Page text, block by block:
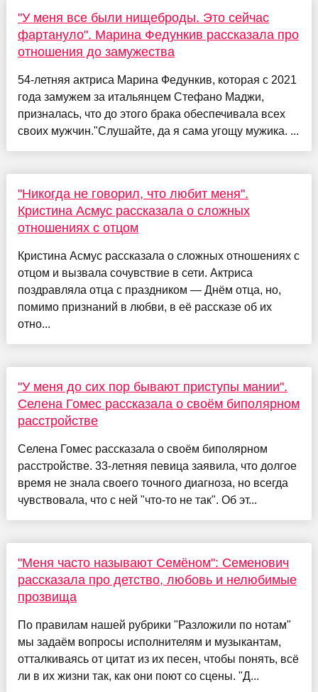
"У меня все были нищеброды. Это сейчас
фартануло". Марина Федункив рассказала про
отношения до замужества
54-летняя актриса Марина Федункив, которая с 2021
года замужем за итальянцем Стефано Маджи,
призналась, что до этого брака обеспечивала всех
своих мужчин."Слушайте, да я сама угощу мужика. ...
"Никогда не говорил, что любит меня".
Кристина Асмус рассказала о сложных
отношениях с отцом
Кристина Асмус рассказала о сложных отношениях с
отцом и вызвала сочувствие в сети. Актриса
поздравляла отца с праздником — Днём отца, но,
помимо признаний в любви, в её рассказе об их
отно...
"У меня до сих пор бывают приступы мании".
Селена Гомес рассказала о своём биполярном
расстройстве
Селена Гомес рассказала о своём биполярном
расстройстве. 33-летняя певица заявила, что долгое
время не знала своего точного диагноза, но всегда
чувствовала, что с ней "что-то не так". Об эт...
"Меня часто называют Семёном": Семенович
рассказала про детство, любовь и нелюбимые
прозвища
По правилам нашей рубрики "Разложили по нотам"
мы задаём вопросы исполнителям и музыкантам,
отталкиваясь от цитат из их песен, чтобы понять, всё
ли в их жизни так, как они поют со сцены. "Д...